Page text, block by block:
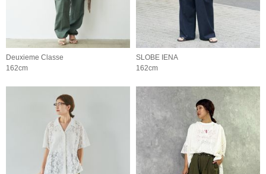
Deuxieme Classe
162cm
SLOBE IENA
162cm